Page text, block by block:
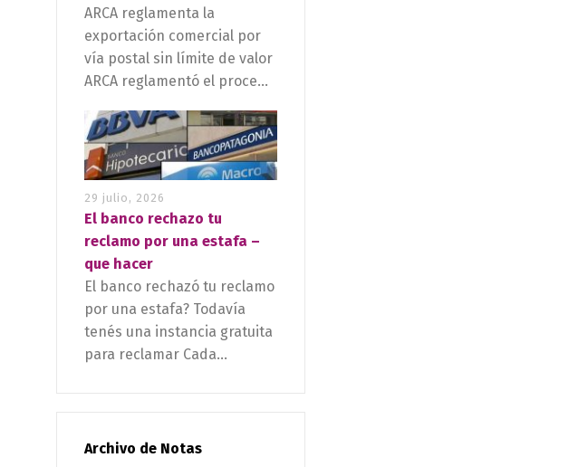
ARCA reglamenta la
exportación comercial por
vía postal sin límite de valor
ARCA reglamentó el proce...
29 julio, 2026
El banco rechazo tu
reclamo por una estafa –
que hacer
El banco rechazó tu reclamo
por una estafa? Todavía
tenés una instancia gratuita
para reclamar Cada...
Archivo de Notas